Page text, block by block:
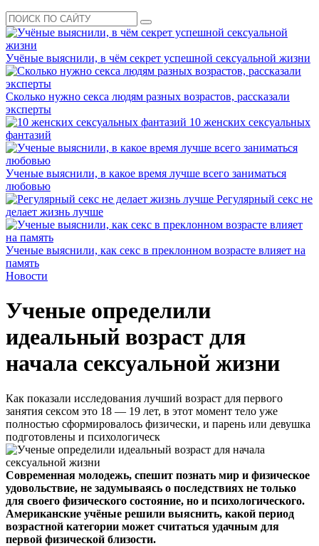
Учёные выяснили, в чём секрет успешной сексуальной жизни
Сколько нужно секса людям разных возрастов, рассказали
эксперты
10 женских сексуальных
фантазий
Ученые выяснили, в какое время лучше всего заниматься
любовью
Регулярный секс не
делает жизнь лучше
Ученые выяснили, как секс в преклонном возрасте влияет на
память
Новости
Ученые определили
идеальный возраст для
начала сексуальной жизни
Как показали исследования лучший возраст для первого
занятия сексом это 18 — 19 лет, в этот момент тело уже
полностью сформировалось физически, и парень или девушка
подготовлены и психологическ
Современная молодежь, спешит познать мир и физическое
удовольствие, не задумываясь о последствиях не только
для своего физического состояние, но и психологического.
Американские учёные решили выяснить, какой период
возрастной категории может считаться удачным для
первой физической близости.